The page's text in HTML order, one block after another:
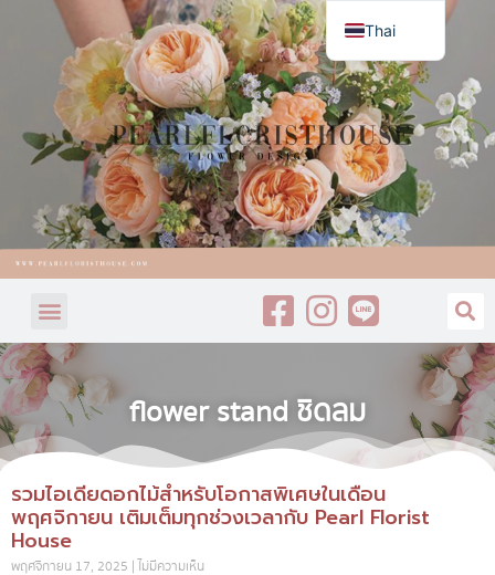
flower stand ชิดลม
รวมไอเดียดอกไม้สำหรับโอกาสพิเศษในเดือน
พฤศจิกายน เติมเต็มทุกช่วงเวลากับ Pearl Florist
House
พฤศจิกายน 17, 2025 ไม่มีความเห็น
Thai
English